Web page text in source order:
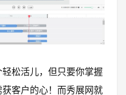
松活儿，但只要你掌握
客户的心！而秀展网就